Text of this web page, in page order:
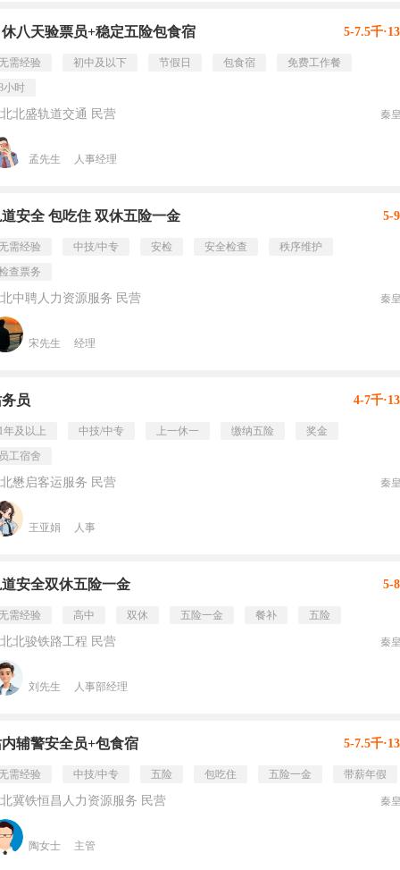
八天验票员+稳定五险包食宿 5-7.5千
需经验 初中及以下 节假日 包食宿
免费工作餐
小时
北盛轨道交通 民营 秦
孟先生 人事经理
安全 包吃住 双休五险一金 5-
需经验 中技/中专 安检 安全检查
秩序维护
查票务
中聘人力资源服务 民营 秦
宋先生 经理
员 4-7千
年及以上 中技/中专 上一休一 缴纳五险
奖金
工宿舍
懋启客运服务 民营 秦
王亚娟 人事
安全双休五险一金 5-
需经验 高中 双休 五险一金 餐补 五险
北骏铁路工程 民营 秦
刘先生 人事部经理
辅警安全员+包食宿 5-7.5千
需经验 中技/中专 五险 包吃住 五险一金 带薪年假
冀铁恒昌人力资源服务 民营 秦
陶女士 主管